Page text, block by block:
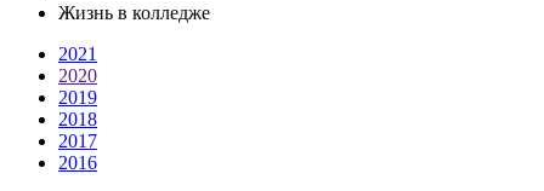
Жизнь в колледже
2021
2020
2019
2018
2017
2016